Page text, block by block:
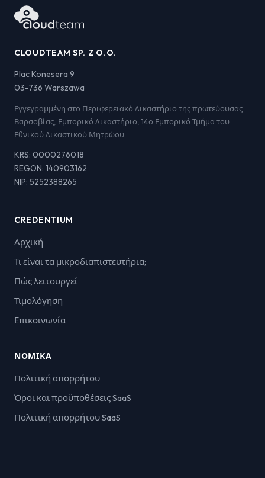
CLOUDTEAM SP. Z O.O.
Plac Konesera 9
03-736 Warszawa
Εγγεγραμμένη στο Περιφερειακό Δικαστήριο της πρωτεύουσας
Βαρσοβίας, Εμπορικό Δικαστήριο, 14ο Εμπορικό Τμήμα του
Εθνικού Δικαστικού Μητρώου
KRS: 0000276018
REGON: 140903162
NIP: 5252388265
CREDENTIUM
Αρχική
Τι είναι τα μικροδιαπιστευτήρια;
Πώς λειτουργεί
Τιμολόγηση
Επικοινωνία
ΝΟΜΙΚΆ
Πολιτική απορρήτου
Όροι και προϋποθέσεις SaaS
Πολιτική απορρήτου SaaS